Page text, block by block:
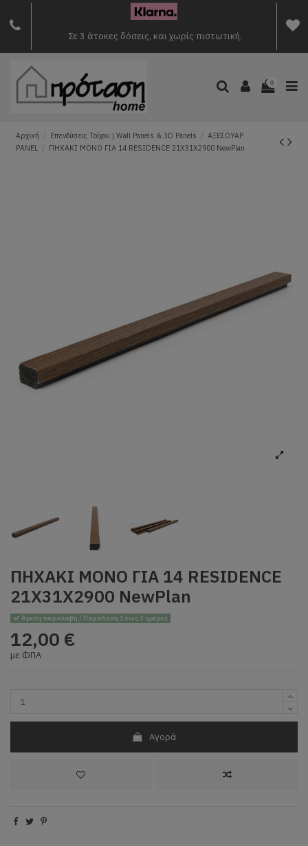
Σε 3 άτοκες δόσεις, και χωρίς πιστωτική.
0
Αρχική Επενδύσεις Τοίχου | Wall Panels & 3D Panels
ΑΞΕΣΟΥΑΡ
PANEL
ΠΗΧΑΚΙ ΜΟΝΟ ΓΙΑ 14 RESIDENCE 21Χ31Χ2900 NewPlan
ΠΗΧΑΚΙ ΜΟΝΟ ΓΙΑ 14 RESIDENCE
21Χ31Χ2900 NewPlan
Άμεση παραλαβή / Παράδοση 1 έως 3 ημέρες
12,00 €
με ΦΠΑ
Αγορά